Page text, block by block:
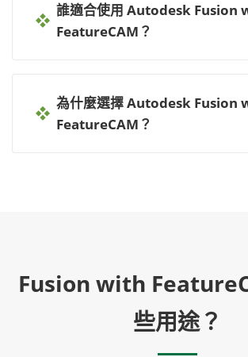
誰適合使用 Autodesk Fusion
FeatureCAM？
為什麼選擇 Autodesk Fusion
FeatureCAM？
Fusion with
些用途？